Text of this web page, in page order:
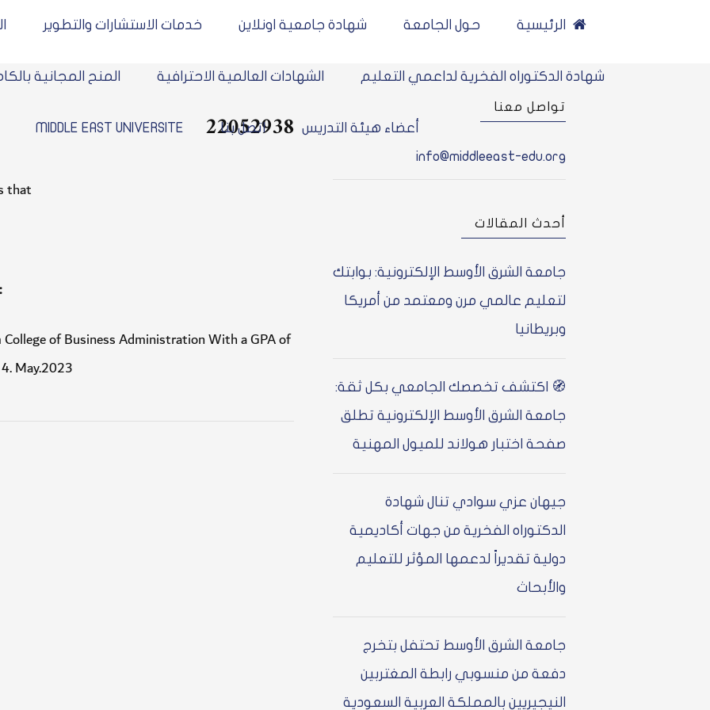
الرئيسية حول الجامعة شهادة جامعية اونلاين خدمات الاستشارات والتطوير
شهادة الدكتوراه الفخرية لداعمي التعليم الشهادات العالمية الاحترافية المنح المجانية
أعضاء هيئة التدريس اتصل بنا MIDDLE EAST UNIVERSITE 22052938
that
:
of Business Administration With a GPA of
May.2023
تواصل معنا
info@middleeast-edu.org
أحدث المقالات
جامعة الشرق الأوسط الإلكترونية: بوابتك
لتعليم عالمي مرن ومعتمد من أمريكا
وبريطانيا
🧭 اكتشف تخصصك الجامعي بكل ثقة:
جامعة الشرق الأوسط الإلكترونية تطلق
صفحة اختبار هولاند للميول المهنية
جيهان عزي سوادي تنال شهادة
الدكتوراه الفخرية من جهات أكاديمية
دولية تقديراً لدعمها المؤثر للتعليم
والأبحاث
جامعة الشرق الأوسط تحتفل بتخرج
دفعة من منسوبي رابطة المغتربين
النيجيريين بالمملكة العربية السعودية